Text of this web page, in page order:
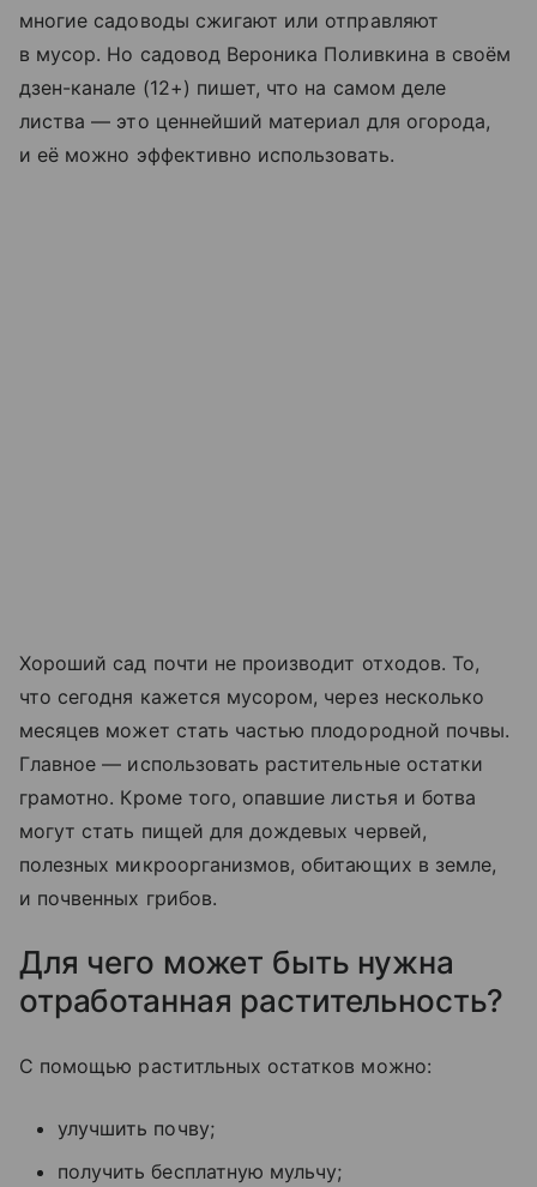
многие садоводы сжигают или отправляют
в мусор. Но садовод Вероника Поливкина в своём
дзен-канале (12+) пишет, что на самом деле
листва — это ценнейший материал для огорода,
и её можно эффективно использовать.
Хороший сад почти не производит отходов. То,
что сегодня кажется мусором, через несколько
месяцев может стать частью плодородной почвы.
Главное — использовать растительные остатки
грамотно. Кроме того, опавшие листья и ботва
могут стать пищей для дождевых червей,
полезных микроорганизмов, обитающих в земле,
и почвенных грибов.
Для чего может быть нужна
отработанная растительность?
С помощью раститльных остатков можно:
улучшить почву;
получить бесплатную мульчу;